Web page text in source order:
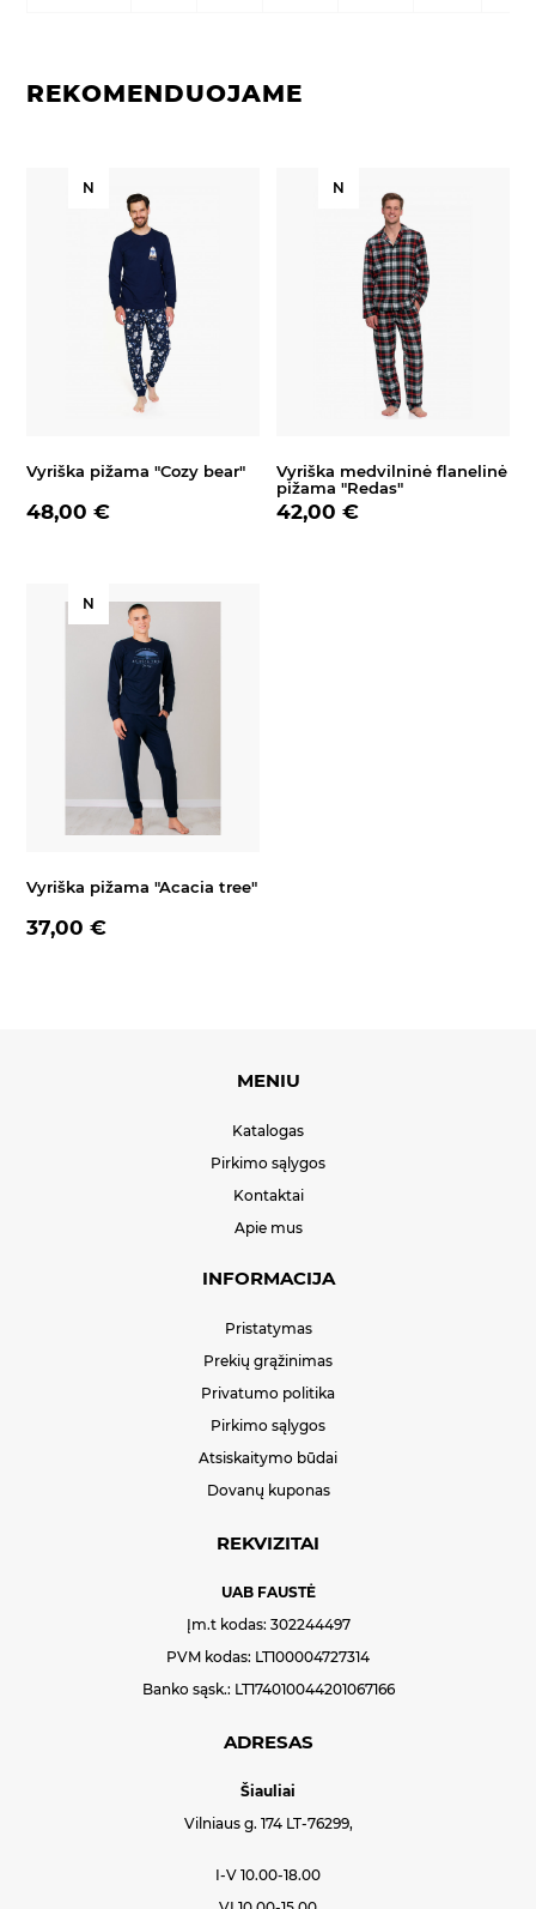
REKOMENDUOJAME
N
Vyriška pižama "Cozy bear"
48,00 €
N
Vyriška medvilninė flanelinė
pižama "Redas"
42,00 €
N
Vyriška pižama "Acacia tree"
37,00 €
MENIU
Katalogas
Pirkimo sąlygos
Kontaktai
Apie mus
INFORMACIJA
Pristatymas
Prekių grąžinimas
Privatumo politika
Pirkimo sąlygos
Atsiskaitymo būdai
Dovanų kuponas
REKVIZITAI
UAB FAUSTĖ
Įm.t kodas: 302244497
PVM kodas: LT100004727314
Banko sąsk.: LT174010044201067166
ADRESAS
Šiauliai
Vilniaus g. 174 LT-76299,
I-V 10.00-18.00